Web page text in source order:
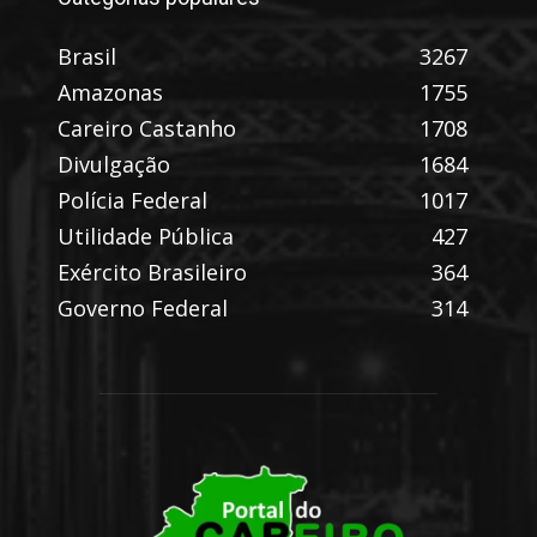
Brasil
3267
Amazonas
1755
Careiro Castanho
1708
Divulgação
1684
Polícia Federal
1017
Utilidade Pública
427
Exército Brasileiro
364
Governo Federal
314